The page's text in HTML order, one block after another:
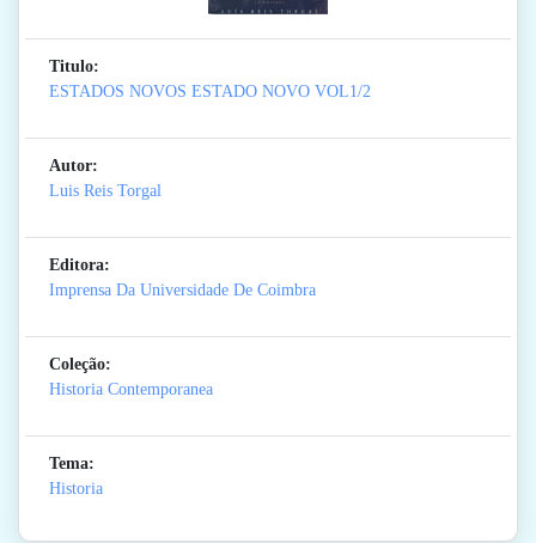
Titulo:
ESTADOS NOVOS ESTADO NOVO VOL1/2
Autor:
Luis Reis Torgal
Editora:
Imprensa Da Universidade De Coimbra
Coleção:
Historia Contemporanea
Tema:
Historia